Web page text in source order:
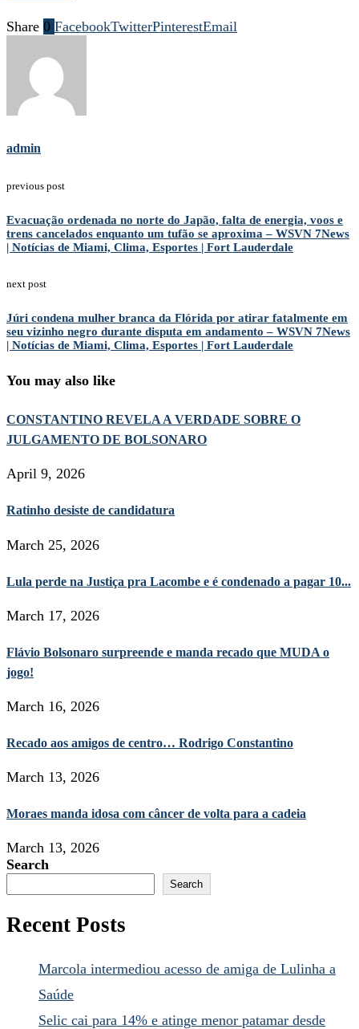
Share 0 FacebookTwitterPinterestEmail
admin
previous post
Evacuação ordenada no norte do Japão, falta de energia, voos e
trens cancelados enquanto um tufão se aproxima – WSVN 7News
| Notícias de Miami, Clima, Esportes | Fort Lauderdale
next post
Júri condena mulher branca da Flórida por atirar fatalmente em
seu vizinho negro durante disputa em andamento – WSVN 7News
| Notícias de Miami, Clima, Esportes | Fort Lauderdale
You may also like
CONSTANTINO REVELA A VERDADE SOBRE O
JULGAMENTO DE BOLSONARO
April 9, 2026
Ratinho desiste de candidatura
March 25, 2026
Lula perde na Justiça pra Lacombe e é condenado a pagar 10...
March 17, 2026
Flávio Bolsonaro surpreende e manda recado que MUDA o
jogo!
March 16, 2026
Recado aos amigos de centro… Rodrigo Constantino
March 13, 2026
Moraes manda idosa com câncer de volta para a cadeia
March 13, 2026
Search
Search
Recent Posts
Marcola intermediou acesso de amiga de Lulinha a
Saúde
Selic cai para 14% e atinge menor patamar desde